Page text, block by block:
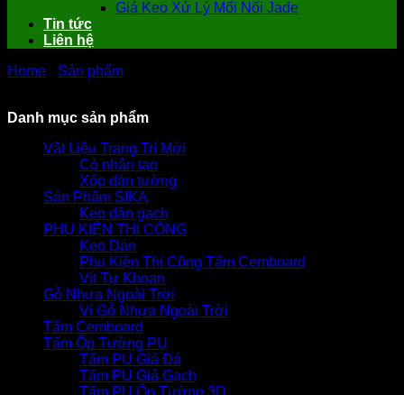
Giá Keo Xử Lý Mối Nối Jade
Tin tức
Liên hệ
Home
Sản phẩm
Danh mục sản phẩm
Vật Liệu Trang Trí Mới
Cỏ nhân tạo
Xốp dán tường
Sản Phẩm SIKA
Keo dán gạch
PHỤ KIỆN THI CÔNG
Keo Dán
Phụ Kiện Thi Công Tấm Cemboard
Vít Tự Khoan
Gỗ Nhựa Ngoài Trời
Vỉ Gỗ Nhựa Ngoài Trời
Tấm Cemboard
Tấm Ốp Tường PU
Tấm PU Giả Đá
Tấm PU Giả Gạch
Tấm PU Ốp Tường 3D